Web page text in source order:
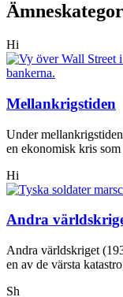
Hi
Mellankrigstiden
Under
en ekonomisk kris
Hi
Andra
Andra världskriget
en av de värsta
Sh